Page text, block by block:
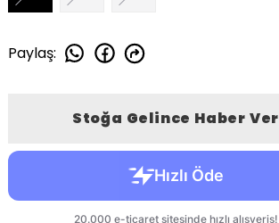
Paylaş:
Stoğa Gelince Haber Ver